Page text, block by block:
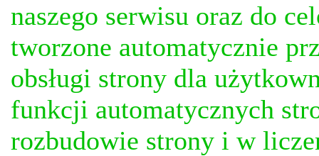
naszego serwisu oraz do
tworzone automatycznie
obsługi strony dla
funkcji automatycznych
rozbudowie strony i w